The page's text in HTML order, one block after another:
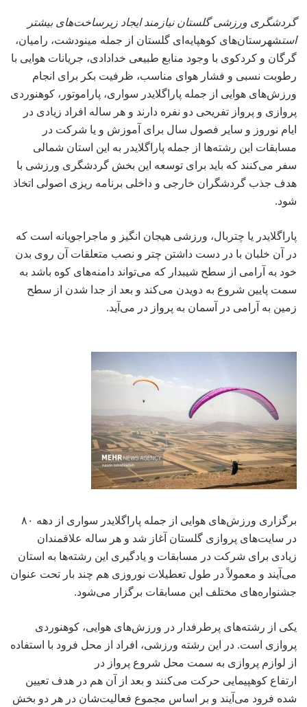
گردشگری ورزشی گلستان نیازمند ایجاد زیرساخت‌های بیشتر
استشهرستان‌های کوهپایه‌ای گلستان از جمله مینودشت، رامیان،
گرگان و کردکوی با وجود منابع طبیعی خدادادی، جریانات هوایی با
رطوبت نسبی و فشار هوای مناسب، ظرفیت بکر برای انجام
ورزش‌های هوایی از جمله پاراگلایدر سواری، پاراموتور، کوهنوردی
پروازی و پرواز تفریحی دو نفره دارند و هر ساله افراد زیادی در
ایام نوروز و سایر فصول سال برای آموزش و یا شرکت در
مسابقات این رشته‌ها از جمله پاراگلایدر به این استان شمالی
سفر می‌کنند که باید برای توسعه این بخش گردشگری ورزشی با
هدف جذب گردشگران خارجی و داخلی برنامه ریزی اصولی اتخاذ
شود.
پاراگلایدر یا چتربال، ورزشی هیجان انگیز و ماجراجویانه است که
در آن خلبان با در دست داشتن چتر و نصب متعلقات آن روی بدن
خود به آرامی از سطح شیبدار که می‌تواند دامنه‌های کوه باشد به
سمت پایین شروع به دویدن می‌کند و بعد از جدا شدن از سطح
زمین به آرامی در آسمان به پرواز در می‌آید.
برگزاری ورزش‌های هوایی از جمله پاراگلایدر سواری از دهه ۸۰
در سایت‌های پروازی گلستان آغاز شد و هر ساله علاقمندان
زیادی برای شرکت در مسابقات و یادگیری این رشته‌ها به استان
می‌آیند و معمولاً در طول تعطیلات نوروزی هم چند بار تحت عنوان
جشنواره‌های مختلف این مسابقات برگزار می‌شود.
یکی از رشته‌های پرطرفدار در ورزش‌های هوایی، کوهنوردی
پروازی است. در این رشته ورزشی، افراد از محل فرود با استفاده
از لوازم پروازی به سمت محل شروع پرواز در
ارتفاع کوهپیمایی حرکت می‌کنند و بعد از آن هم در هدف تعیین
شده فرود می‌آیند و بر اساس مجموع فعالیت‌شان در هر دو بخش